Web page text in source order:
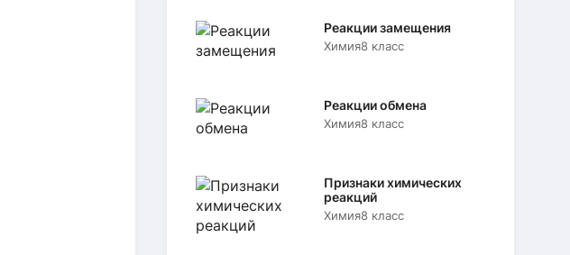
Реакции замещения
Химия8 класс
Реакции обмена
Химия8 класс
Признаки химических
реакций
Химия8 класс